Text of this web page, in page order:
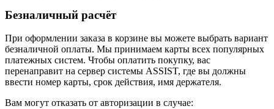
Безналичный расчёт
При оформлении заказа в корзине вы можете выбрать вариант
безналичной оплаты. Мы принимаем карты всех популярных
платежных систем. Чтобы оплатить покупку, вас
перенаправит на сервер системы ASSIST, где вы должны
ввести номер карты, срок действия, имя держателя.
Вам могут отказать от авторизации в случае: